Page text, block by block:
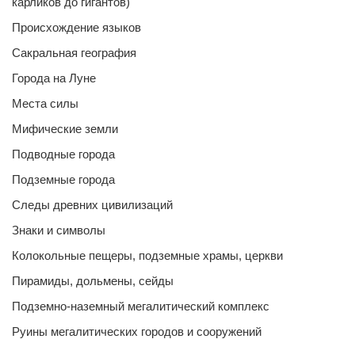
Происхождение языков
Сакральная география
Города на Луне
Места силы
Мифические земли
Подводные города
Подземные города
Следы древних цивилизаций
Знаки и символы
Колокольные пещеры, подземные храмы, церкви
Пирамиды, дольмены, сейды
Подземно-наземный мегалитический комплекс
Руины мегалитических городов и сооружений